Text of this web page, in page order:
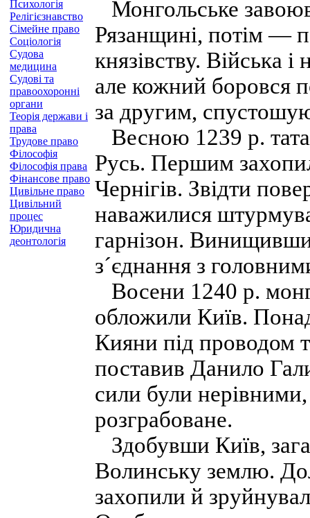
Психологія
Релігієзнавство
Сімейне право
Соціологія
Судова
медицина
Судові та
правоохоронні
органи
Теорія держави і
права
Трудове право
Філософія
Філософія права
Фінансове право
Цивільне право
Цивільний
процес
Юридична
деонтологія
Монгольське
Рязанщині, потім —
князівству. Війська
але кожний боровся
за другим,
Весною 1239 р.
Русь. Першим
Чернігів. Звідти
наважилися
гарнізон.
з´єднання з
Восени 1240 р.
обложили Київ.
Кияни під проводом
поставив Данило
сили були
розграбоване.
Здобувши Київ,
Волинську землю.
захопили й